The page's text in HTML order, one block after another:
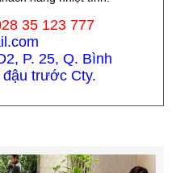
35 123 777
P. 25, Q. Bình
trước Cty.